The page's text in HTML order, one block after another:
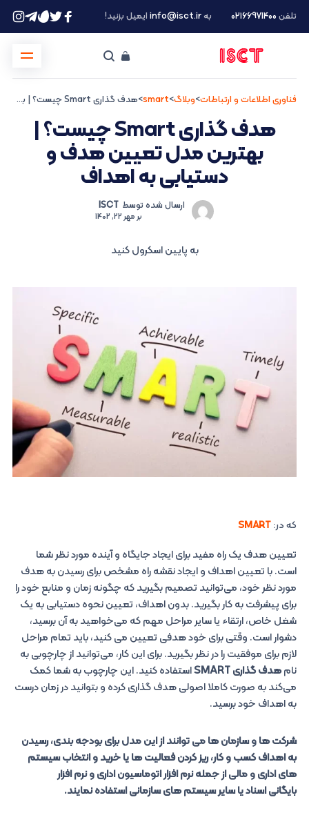
تلفن ۰۲۱66971400 بهinfo@isct.irایمیل بزنید!
فناوری اطلاعات و ارتباطات>وبلاگ>
smart
> هدف گذاری Smart چیست؟ | بهترین مدل تعیین هدف و دستیابی به اهداف
هدف گذاری Smart چیست؟ |
بهترین مدل تعیین هدف و
دستیابی به اهداف
ارسال شده توسط ISCT
برمهر 22, 1402
به پایین اسکرول کنید
که در:SMART
تعیین هدف یک راه مفید برای ایجاد جایگاه و آینده مورد نظر شما
است. با تعیین اهداف و ایجاد نقشه راه مشخص برای رسیدن به هدف
مورد نظر خود، می‌توانید تصمیم بگیرید که چگونه زمان و منابع خود را
برای پیشرفت به کار بگیرید. بدون اهداف، تعیین نحوه دستیابی به یک
شغل خاص، ارتقاء یا سایر مراحل مهم که می‌خواهید به آن برسید،
دشوار است. وقتی برای خود هدفی تعیین می کنید، باید تمام مراحل
لازم برای موفقیت را در نظر بگیرید. برای این کار، می‌توانید از چارچوبی به
نامهدف گذاری SMART
استفاده کنید. این چارچوب به شما کمک
می‌کند به صورت کاملا اصولی هدف گذاری کرده و بتوانید در زمان درست
به اهداف خود برسید.
شرکت ها و سازمان ها می توانند از این مدل برای بودجه بندی، رسیدن
به اهداف کسب و کار، ریز کردن فعالیت ها یا خرید و انتخاب سیستم
های اداری و مالی از جمله نرم افزار اتوماسیون اداری و نرم افزار
بایگانی اسناد یا سایر سیستم های سازمانی استفاده نمایند.